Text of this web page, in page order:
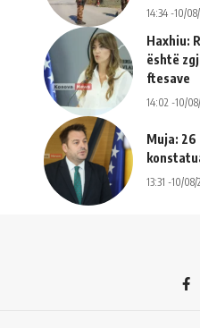
14:34 -10/
Haxhiu:
është
ftesave
14:02 -10/
Muja:
13:31 -10/